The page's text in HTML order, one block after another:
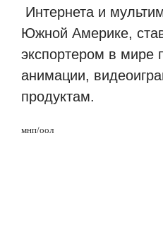
Интернета и
Южной Америке,
экспортером в мире
анимации,
продуктам.
мнп/оол